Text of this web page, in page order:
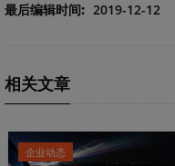
最后编辑时间: 2019-12-12
相关文章
企业动态